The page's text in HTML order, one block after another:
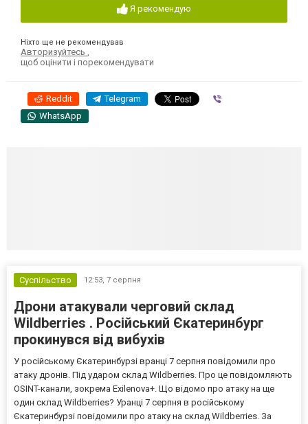
Я рекомендую
Ніхто ще не рекомендував
Авторизуйтесь ,
щоб оцінити і порекомендувати
Reddit Telegram
WhatsApp
Суспільство 12:53, 7 серпня
Дрони атакували черговий склад
Wildberries . Російський Єкатеринбург
прокинувся від вибухів
У російському Єкатеринбурзі вранці 7 серпня повідомили про
атаку дронів. Під ударом склад Wildberries. Про це повідомляють
OSINT-канали, зокрема Exilenova+. Що відомо про атаку на ще
один склад Wildberries? Уранці 7 серпня в російському
Єкатеринбурзі повідомили про атаку на склад Wildberries. За